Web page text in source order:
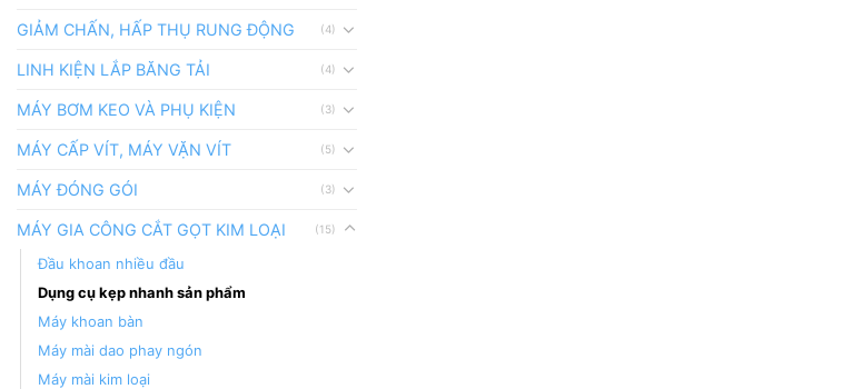
GIẢM CHẤN, HẤP THỤ RUNG ĐỘNG (4)
LINH KIỆN LẮP BĂNG TẢI (4)
MÁY BƠM KEO VÀ PHỤ KIỆN (3)
MÁY CẤP VÍT, MÁY VẶN VÍT (5)
MÁY ĐÓNG GÓI (3)
MÁY GIA CÔNG CẮT GỌT KIM LOẠI (15)
Đầu khoan nhiều đầu
Dụng cụ kẹp nhanh sản phẩm
Máy khoan bàn
Máy mài dao phay ngón
Máy mài kim loại